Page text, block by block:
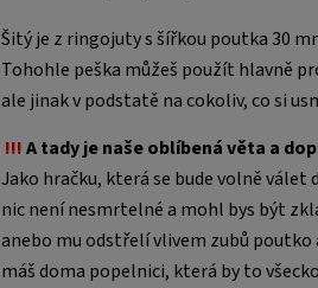
Šitý je z ringojuty s šířkou poutka 30
Tohohle peška můžeš použít hlavně
ale jinak v podstatě na cokoliv, co si
!!!A tady je naše oblíbená věta a
Jako hračku, která se bude volně
nic není nesmrtelné a mohl bys být
anebo mu odstřelí vlivem zubů
máš doma popelnici, která by to